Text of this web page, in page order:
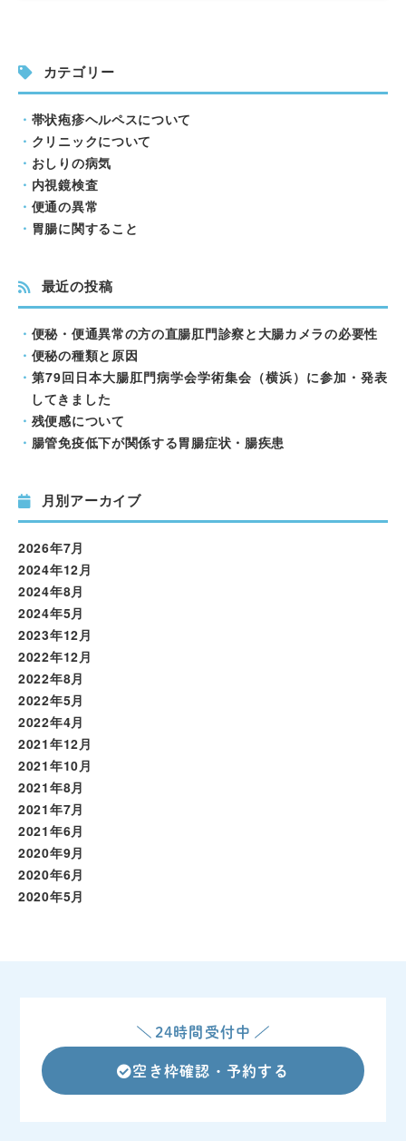
カテゴリー
帯状疱疹ヘルペスについて
クリニックについて
おしりの病気
内視鏡検査
便通の異常
胃腸に関すること
最近の投稿
便秘・便通異常の方の直腸肛門診察と大腸カメラの必要性
便秘の種類と原因
第79回日本大腸肛門病学会学術集会（横浜）に参加・発表
してきました
残便感について
腸管免疫低下が関係する胃腸症状・腸疾患
月別アーカイブ
2026年7月
2024年12月
2024年8月
2024年5月
2023年12月
2022年12月
2022年8月
2022年5月
2022年4月
2021年12月
2021年10月
2021年8月
2021年7月
2021年6月
2020年9月
2020年6月
2020年5月
24時間受付中
空き枠確認・予約する